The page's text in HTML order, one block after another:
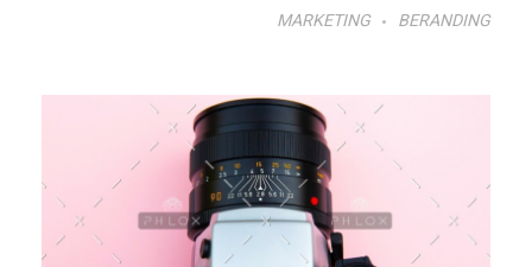
BERANDING
MARKETING